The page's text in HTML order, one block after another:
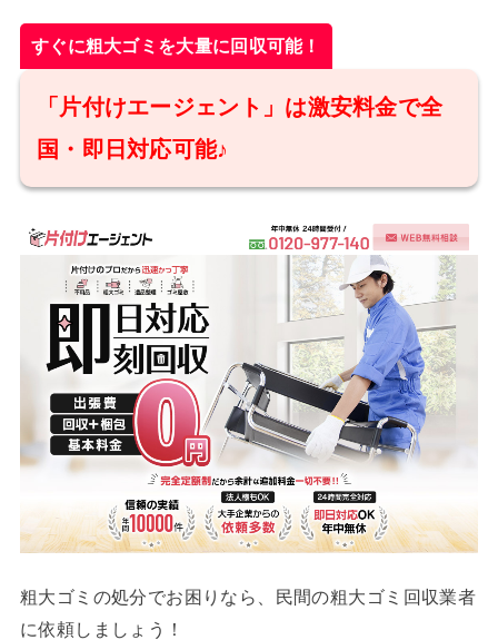
すぐに粗大ゴミを大量に回収可能！
「片付けエージェント」は激安料金で全
国・即日対応可能♪
粗大ゴミの処分でお困りなら、民間の粗大ゴミ回収業者
に依頼しましょう！